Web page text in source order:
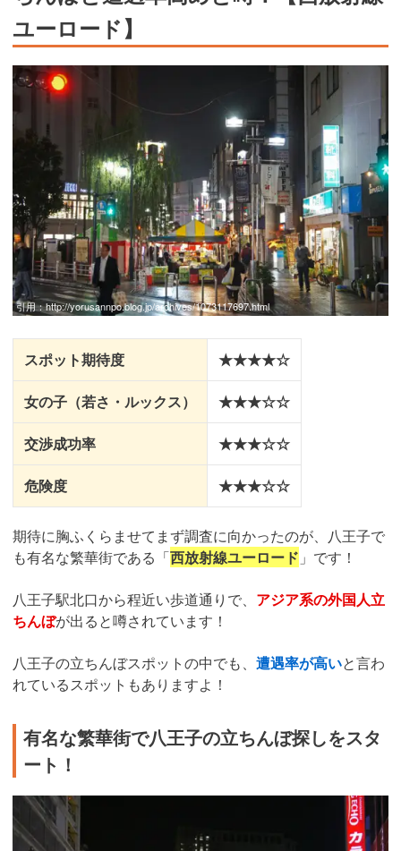
ユーロード】
引用：http://yorusannpo.blog.jp/archives/1073117697.html
スポット期待度 ★★★★☆
女の子（若さ・ルックス） ★★★☆☆
交渉成功率 ★★★☆☆
危険度 ★★★☆☆
期待に胸ふくらませてまず調査に向かったのが、八王子で
も有名な繁華街である「西放射線ユーロード 」です！
八王子駅北口から程近い歩道通りで、 アジア系の外国人立
ちんぼが出ると噂されています！
八王子の立ちんぼスポットの中でも、 遭遇率が高いと言わ
れているスポットもありますよ！
有名な繁華街で八王子の立ちんぼ探しをスタ
ート！